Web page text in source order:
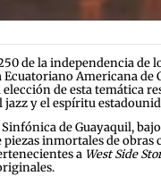
de la independencia de
Americana
elección de esta
y el espíritu
Sinfónica de Guayaquil,
inmortales de obras
a West Side